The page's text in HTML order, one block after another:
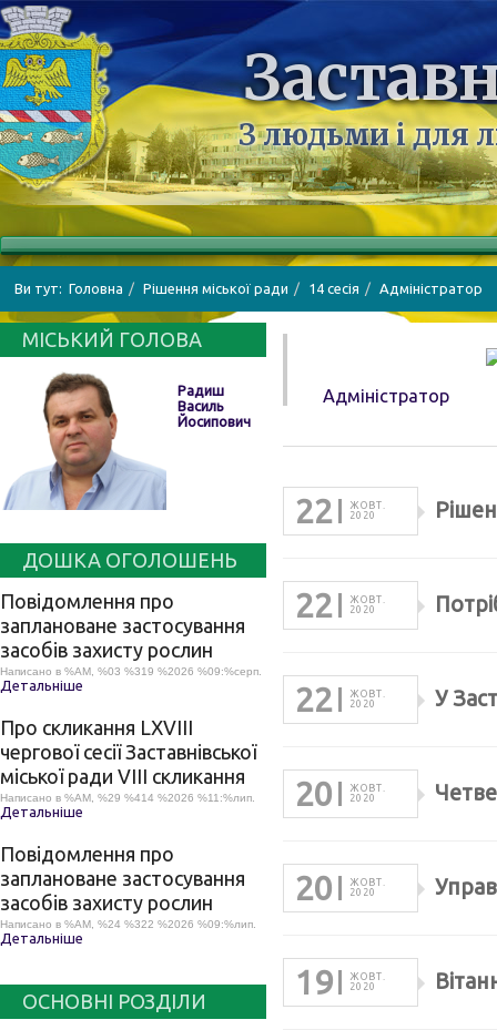
З людьми і для
Ви тут: Головна Рішення міської ради 14 сесія Адміністратор
МІСЬКИЙ ГОЛОВА
Радиш
Василь
Йосипович
ДОШКА ОГОЛОШЕНЬ
Повідомлення про
заплановане застосування
засобів захисту рослин
Написано в %AM, %03 %319 %2026 %09:%серп.
Детальніше
Про скликання LХVІІІ
чергової сесії Заставнівської
міської ради VIII скликання
Написано в %AM, %29 %414 %2026 %11:%лип.
Детальніше
Повідомлення про
заплановане застосування
засобів захисту рослин
Написано в %AM, %24 %322 %2026 %09:%лип.
Детальніше
ОСНОВНІ РОЗДІЛИ
Адміністратор
22
ЖОВТ.
2020
22
ЖОВТ.
2020
22
ЖОВТ.
2020
У
20
ЖОВТ.
2020
20
ЖОВТ.
2020
19
ЖОВТ.
2020